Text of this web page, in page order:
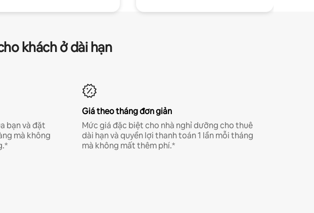
khách ở dài hạn
bạn và đặt
mà không
Giá theo tháng đơn giản
Mức giá đặc biệt cho nhà nghỉ dưỡng cho thuê
dài hạn và quyền lợi thanh toán 1 lần mỗi tháng
mà không mất thêm phí.*